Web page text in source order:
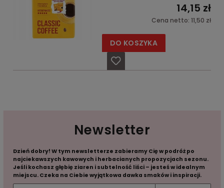
14,15 zł
Cena netto: 11,50 zł
DO KOSZYKA
Newsletter
Dzień dobry! W tym newsletterze zabieramy Cię w podróż po
najciekawszych kawowych i herbacianych propozycjach sezonu.
Jeśli kochasz głębię ziaren i subtelność liści – jesteś w idealnym
miejscu. Czeka na Ciebie wyjątkowa dawka smaków i inspiracji.